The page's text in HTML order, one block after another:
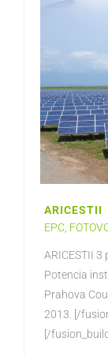
ARICESTII
EPC
ARICESTII
Potencia
Prahova
2013. [/
[/